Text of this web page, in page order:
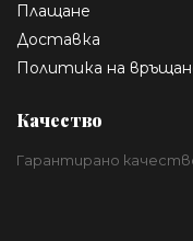
Плащане
Доставка
Политика на
Качество
Гарантирано